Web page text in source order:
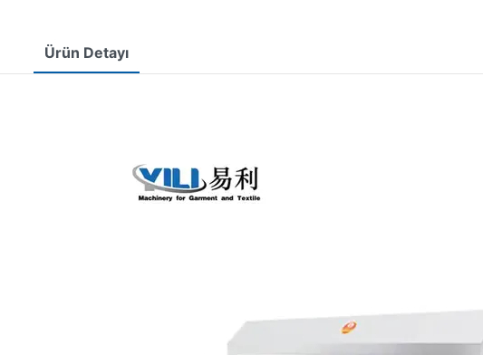
Ürün Detayı